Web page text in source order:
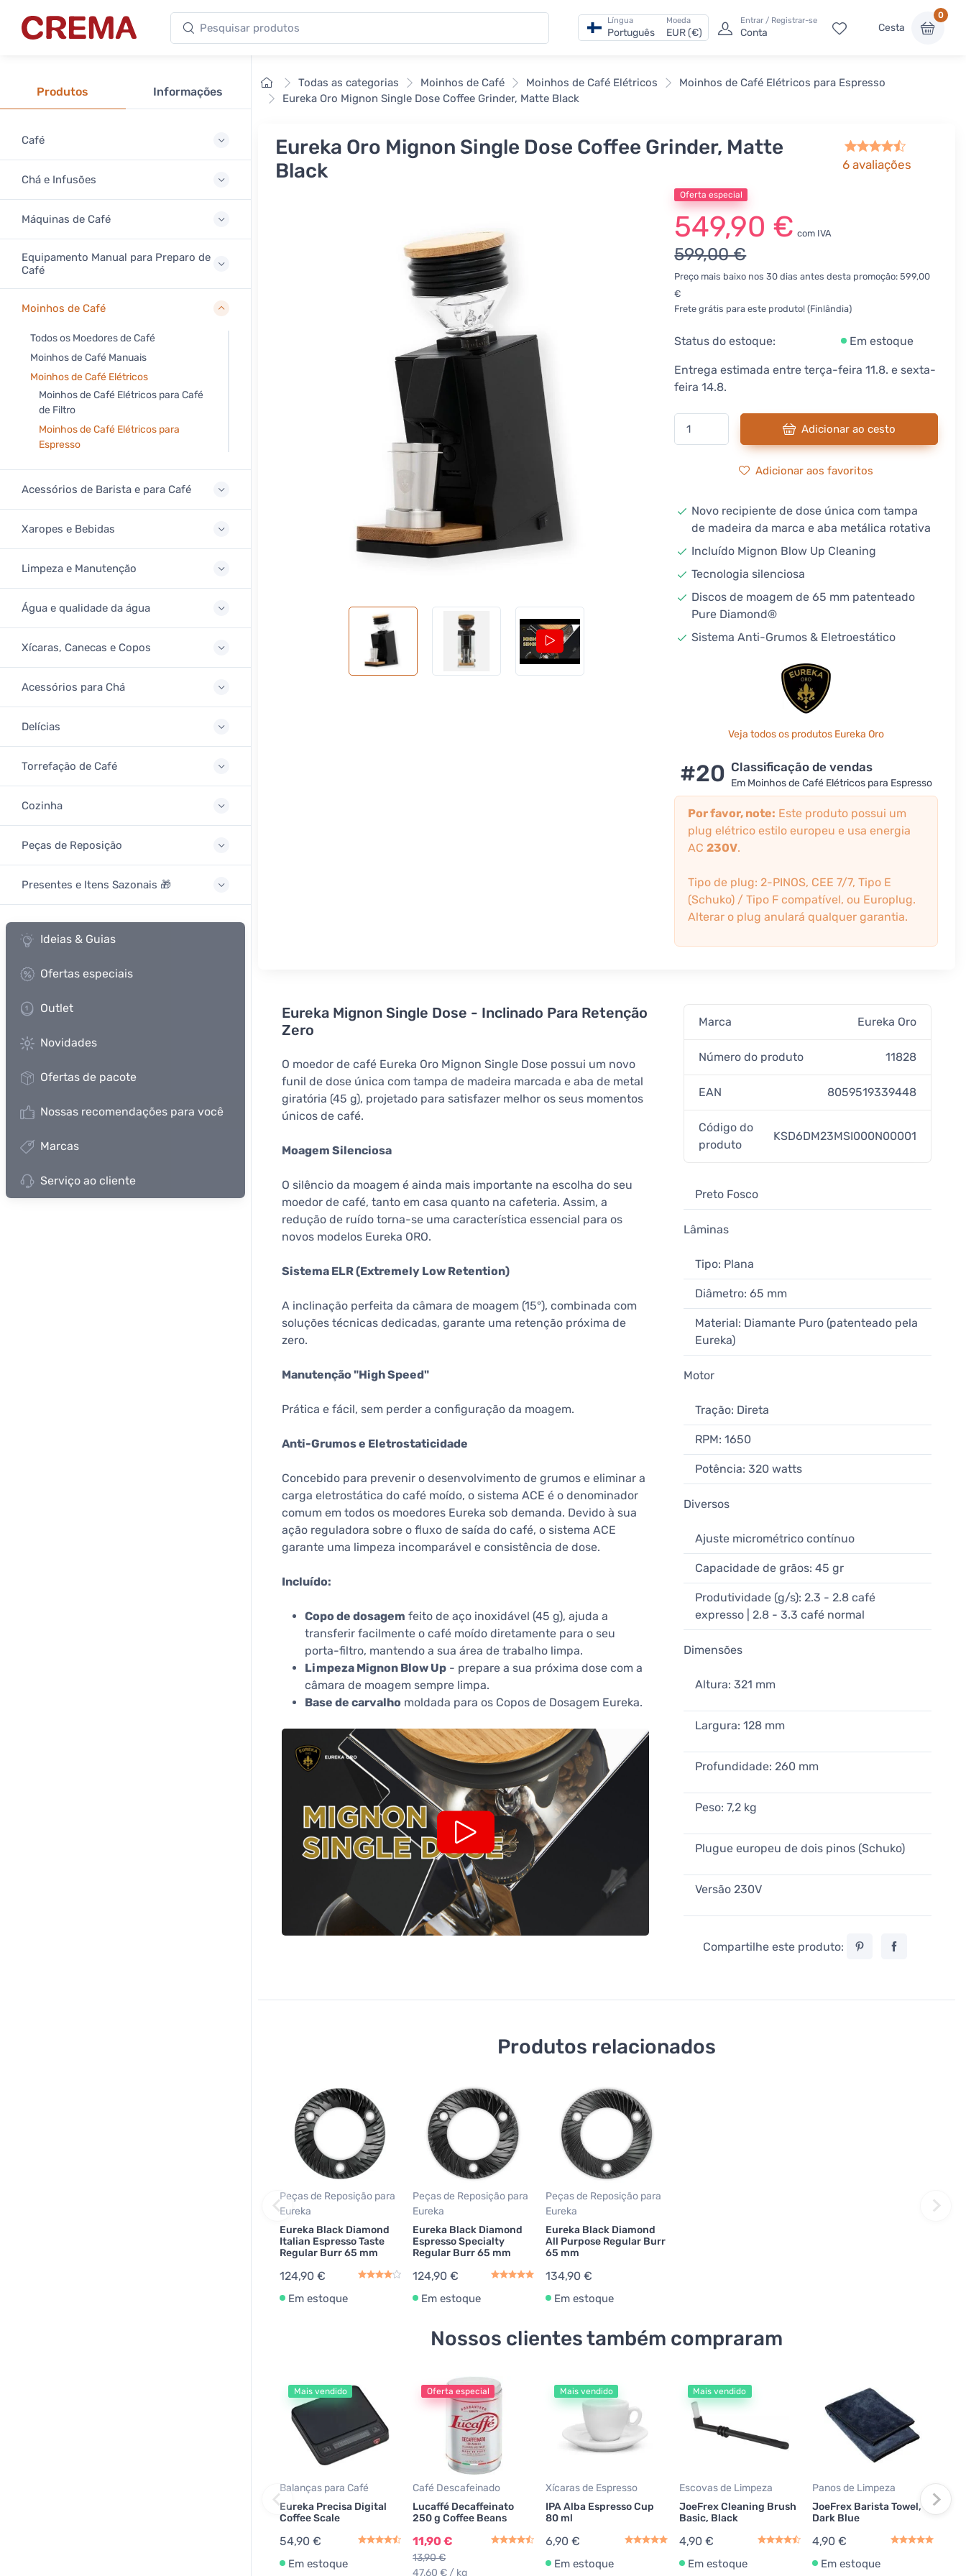
Crema Pesquisar produtos Língua
Português
Moeda
EUR (€)
Entrar / Registrar-se
Conta Cesta
0
Produtos Informações
Café
Chá e Infusões
Máquinas de Café
Equipamento Manual para Preparo de
Café
Moinhos de Café
Todos os Moedores de Café
Moinhos de Café Manuais
Moinhos de Café Elétricos
Moinhos de Café Elétricos para Café
de Filtro
Moinhos de Café Elétricos para
Espresso
Acessórios de Barista e para Café
Xaropes e Bebidas
Limpeza e Manutenção
Água e qualidade da água
Xícaras, Canecas e Copos
Acessórios para Chá
Delícias
Torrefação de Café
Cozinha
Peças de Reposição
Presentes e Itens Sazonais 🎁
Ideias & Guias
Ofertas especiais
Outlet
Novidades
Ofertas de pacote
Nossas recomendações para você
Marcas
Serviço ao cliente
InícioTodas as categorias Moinhos de Café Moinhos de Café Elétricos
Moinhos de Café Elétricos para Espresso
Eureka Oro Mignon Single Dose Coffee Grinder, Matte Black
Eureka Oro Mignon Single Dose Coffee Grinder, Matte
Black
6 avaliações
Oferta especial
549,90 € com IVA
599,00 €
Preço mais baixo nos 30 dias antes desta promoção: 599,00
€
Frete grátis para este produto! (Finlândia)
Status do estoque: Em estoque
Entrega estimada entre terça-feira 11.8. e sexta-
feira 14.8.
Adicionar ao cesto
Adicionar aos favoritos
Novo recipiente de dose única com tampa
de madeira da marca e aba metálica rotativa
Incluído Mignon Blow Up Cleaning
Tecnologia silenciosa
Discos de moagem de 65 mm patenteado
Pure Diamond®
Sistema Anti-Grumos & Eletroestático
Veja todos os produtos Eureka Oro
#20 Classificação de vendas
Em Moinhos de Café Elétricos para Espresso
Por favor, note: Este produto possui um
plug elétrico estilo europeu e usa energia
AC230V.
Tipo de plug: 2-PINOS, CEE 7/7, Tipo E
(Schuko) / Tipo F compatível, ou Europlug.
Alterar o plug anulará qualquer garantia.
Eureka Mignon Single Dose - Inclinado Para Retenção
Zero
O moedor de café Eureka Oro Mignon Single Dose possui um novo
funil de dose única com tampa de madeira marcada e aba de metal
giratória (45 g), projetado para satisfazer melhor os seus momentos
únicos de café.
Moagem Silenciosa
O silêncio da moagem é ainda mais importante na escolha do seu
moedor de café, tanto em casa quanto na cafeteria. Assim, a
redução de ruído torna-se uma característica essencial para os
novos modelos Eureka ORO.
Sistema ELR (Extremely Low Retention)
A inclinação perfeita da câmara de moagem (15°), combinada com
soluções técnicas dedicadas, garante uma retenção próxima de
zero.
Manutenção "High Speed"
Prática e fácil, sem perder a configuração da moagem.
Anti-Grumos e Eletrostaticidade
Concebido para prevenir o desenvolvimento de grumos e eliminar a
carga eletrostática do café moído, o sistema ACE é o denominador
comum em todos os moedores Eureka sob demanda. Devido à sua
ação reguladora sobre o fluxo de saída do café, o sistema ACE
garante uma limpeza incomparável e consistência de dose.
Incluído:
Copo de dosagem feito de aço inoxidável (45 g), ajuda a
transferir facilmente o café moído diretamente para o seu
porta-filtro, mantendo a sua área de trabalho limpa.
Limpeza Mignon Blow Up - prepare a sua próxima dose com a
câmara de moagem sempre limpa.
Base de carvalho moldada para os Copos de Dosagem Eureka.
Marca Eureka Oro
Número do produto 11828
EAN 8059519339448
Código do
produto
KSD6DM23MSI000N00001
Preto Fosco
Lâminas
Tipo: Plana
Diâmetro: 65 mm
Material: Diamante Puro (patenteado pela
Eureka)
Motor
Tração: Direta
RPM: 1650
Potência: 320 watts
Diversos
Ajuste micrométrico contínuo
Capacidade de grãos: 45 gr
Produtividade (g/s): 2.3 - 2.8 café
expresso | 2.8 - 3.3 café normal
Dimensões
Altura: 321 mm
Largura: 128 mm
Profundidade: 260 mm
Peso: 7,2 kg
Plugue europeu de dois pinos (Schuko)
Versão 230V
Compartilhe este produto:
Produtos relacionados
Peças de Reposição para
Eureka
Eureka Black Diamond
Italian Espresso Taste
Regular Burr 65 mm
124,90 €
Em estoque
Peças de Reposição para
Eureka
Eureka Black Diamond
Espresso Specialty
Regular Burr 65 mm
124,90 €
Em estoque
Peças de Reposição para
Eureka
Eureka Black Diamond
All Purpose Regular Burr
65 mm
134,90 €
Em estoque
Nossos clientes também compraram
Mais vendido
Balanças para Café
Eureka Precisa Digital
Coffee Scale
54,90 €
Em estoque
Oferta especial
Café Descafeinado
Lucaffé Decaffeinato
250 g Coffee Beans
11,90 €
13,90 €
47,60 € / kg
Mais vendido
Xícaras de Espresso
IPA Alba Espresso Cup
80 ml
6,90 €
Em estoque
Mais vendido
Escovas de Limpeza
JoeFrex Cleaning Brush
Basic, Black
4,90 €
Em estoque
Panos de Limpeza
JoeFrex Barista Towel,
Dark Blue
4,90 €
Em estoque